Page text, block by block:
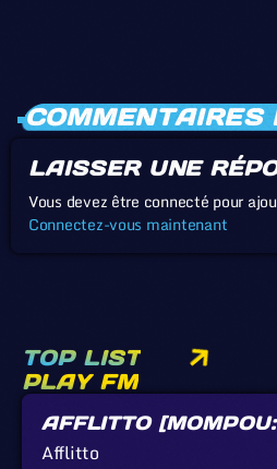
COMMENTAIRES
LAISSER UNE
Vous devez être connecté pour
Connectez-vous maintenant
TOP LIST
PLAY FM
AFFLITTO
CALLADA]
Afflitto